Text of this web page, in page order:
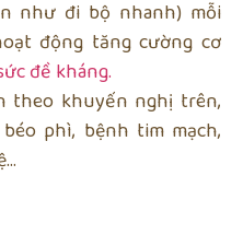
như đi bộ nhanh) mỗi
động tăng cường cơ
đề kháng.
theo khuyến nghị trên,
phì, bệnh tim mạch,